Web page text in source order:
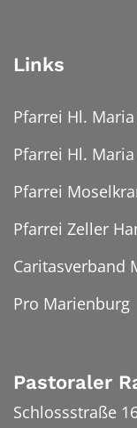
Links
Pfarrei Hl.
Pfarrei Hl.
Pfarrei
Pfarrei Zeller
Caritasverband
Pro Marienburg
Pastoraler
Schlossstraße